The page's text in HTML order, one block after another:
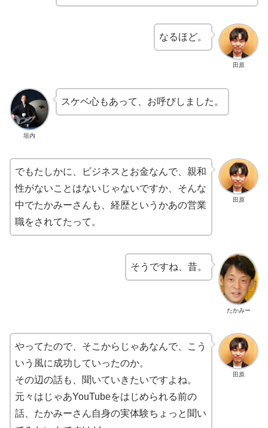
田原
なるほど。
垣内
スケベ心もあって、お呼びしました。
田原
でもたしかに、ビジネスとお金なんで、親和
性がないことはないじゃないですか、そんな
中でたかみーさんも、経歴というかあの営業
職をされてたって。
たかみー
そうですね、昔。
田原
やってたので、そこからじゃあなんで、こう
いう風に成功していったのか。
その辺の話も、聞いていきたいですよね。
元々はじゃあYouTubeをはじめられる前の
話、たかみーさん自身の実体験ちょっと聞い